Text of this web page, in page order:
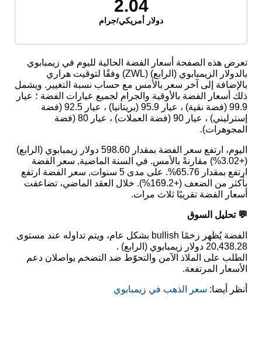
2.04
دولار أمريكي/جرام
تعرض هذه الصفحة أسعار الفضة الحالية لليوم في زيمبابوي
بالدولار الزيمبابوي (الرابع) (ZWL) وفقًا لتوقيت هراري
بالإضافة إلى آخر سعر بالأمس مع حساب نسبة التغيير. ويشمل
ذلك أسعار الفضة بالأوقية والجرام لجميع عيارات الفضة ؛ عيار
99.9 (فضة نقية) ، عيار 95.9 (بريتانيا) ، عيار 92.5 (فضة
إسترليني) ، عيار 90 (فضة العملات) ، عيار 80 (فضة
المجوهرات).
اليوم، ارتفع سعر الفضة بمقدار 598.60 دولار زيمبابوي (الرابع)
(+3.02%) مقارنةً بالأمس. في السنة الماضية, سعر الفضة
ارتفع بمقدار 65.76%. على مدى 5 سنوات, سعر الفضة ارتفع
بأكثر من الضعف (+169.2%). خلال العقد الماضي، تضاعفت
أسعار الفضة تقريبًا ثلاث مرات.
💬 تحليل السوق
الفضة يُظهر زخمًا bullish بشكل عام، ويتم تداوله عند مستوى
20,438.28 دولار زيمبابوي (الرابع) .
الطلب على الملاذ الآمن والتحوّط ضد التضخم يواصلان دعم
الأسعار المرتفعة.
أنظر أيضا: سعر الذهب في زيمبابوي